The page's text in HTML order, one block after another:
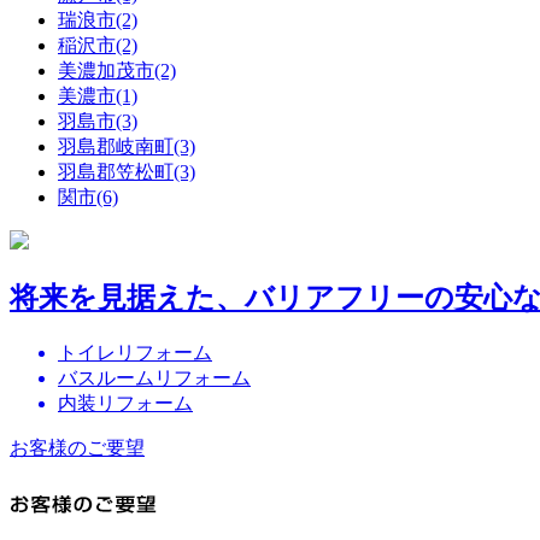
瑞浪市(2)
稲沢市(2)
美濃加茂市(2)
美濃市(1)
羽島市(3)
羽島郡岐南町(3)
羽島郡笠松町(3)
関市(6)
将来を見据えた、バリアフリーの安心
トイレリフォーム
バスルームリフォーム
内装リフォーム
お客様のご要望